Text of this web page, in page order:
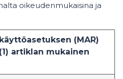
oikeudenmukaisina ja
(MAR)
artiklan mukainen